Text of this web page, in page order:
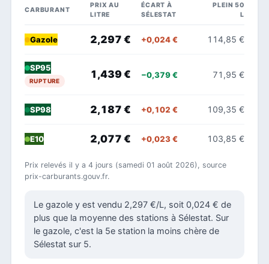
CARBURANT
PRIX AU
LITRE
ÉCART À
SÉLESTAT
PLEIN 50
L
Gazole 2,297 € +0,024 € 114,85 €
SP95
RUPTURE
1,439 € −0,379 € 71,95 €
SP98 2,187 € +0,102 € 109,35 €
E10 2,077 € +0,023 € 103,85 €
Prix relevés il y a 4 jours (samedi 01 août 2026), source
prix-carburants.gouv.fr.
Le gazole y est vendu 2,297 €/L, soit 0,024 € de
plus que la moyenne des stations à Sélestat. Sur
le gazole, c'est la 5e station la moins chère de
Sélestat sur 5.